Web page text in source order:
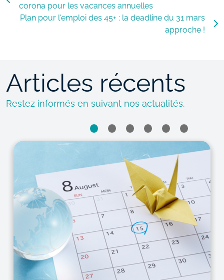
corona pour les vacances annuelles
Plan pour l'emploi des 45+ : la deadline du 31 mars
approche !
Articles récents
Restez informés en suivant nos actualités.